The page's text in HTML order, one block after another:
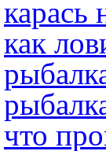
карась
как
что